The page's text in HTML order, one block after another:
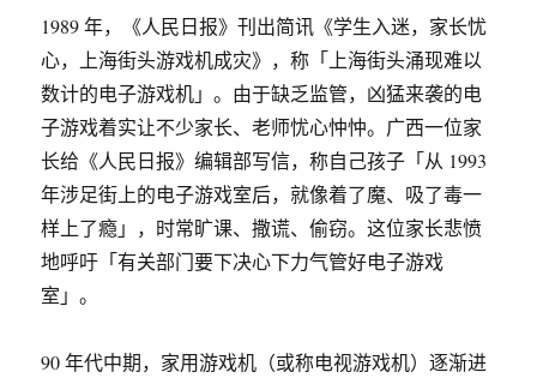
1989 年，《人民日报》刊出简讯《学生入迷，家长忧
心，上海街头游戏机成灾》，称「上海街头涌现难以
数计的电子游戏机」。由于缺乏监管，凶猛来袭的电
子游戏着实让不少家长、老师忧心忡忡。广西一位家
长给《人民日报》编辑部写信，称自己孩子「从 1993
年涉足街上的电子游戏室后，就像着了魔、吸了毒一
样上了瘾」，时常旷课、撒谎、偷窃。这位家长悲愤
地呼吁「有关部门要下决心下力气管好电子游戏
室」。
90 年代中期，家用游戏机（或称电视游戏机）逐渐进